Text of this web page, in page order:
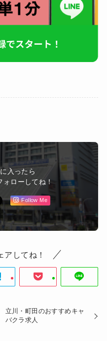
入ったら
ローしてね！
Follow Me
アしてね！
立川・町田のおすすめキャ
バクラ求人